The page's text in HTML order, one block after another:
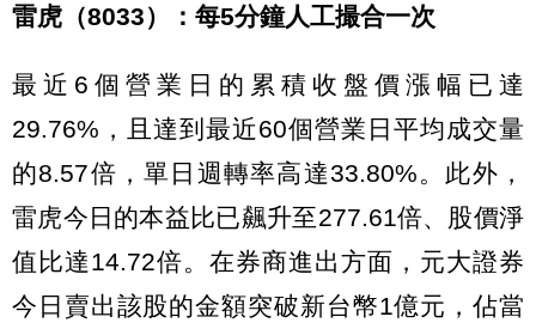
雷虎（8033）：每5分鐘人工撮合一次
最近6個營業日的累積收盤價漲幅已達
29.76%，且達到最近60個營業日平均成交量
的8.57倍，單日週轉率高達33.80%。此外，
雷虎今日的本益比已飆升至277.61倍、股價淨
值比達14.72倍。在券商進出方面，元大證券
今日賣出該股的金額突破新台幣1億元，佔當